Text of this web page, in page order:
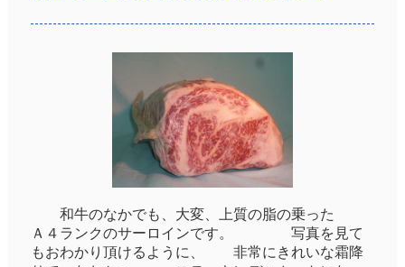
和牛のなかでも、大変、上質の脂の乗った
Ａ４ランクのサーロインです。 写真を見て
もおわかり頂けるように、 非常にきれいな霜降